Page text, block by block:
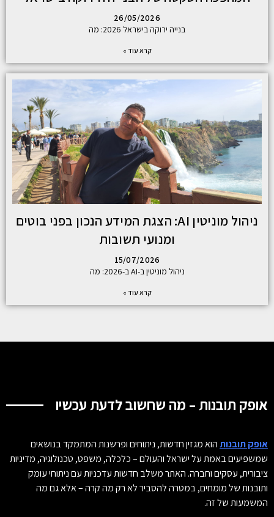
26/05/2026
בנייה ירוקה בישראל 2026: מה
קרא עוד »
ניהול מוניטין AI: הצגת המידע הנכון בפני בוטים
ומנועי תשובות
15/07/2026
ניהול מוניטין ב-AI ב-2026: מה
קרא עוד »
אופק תובנות – מה שחשוב לדעת עכשיו
אופק תובנותהוא מגזין חדשות, ניתוחים ופרשנות המתמקד בנושאים
שמשפיעים באמת על ישראל והעולם – כלכלה, משפט, טכנולוגיה, מדיניות
ציבורית, עסקים וחברה. האתר משלב חדשות עדכניות עם ניתוחי עומק
ותובנות של מומחים, במטרה להסביר לא רק מה קרה – אלא גם מה
המשמעות של זה.